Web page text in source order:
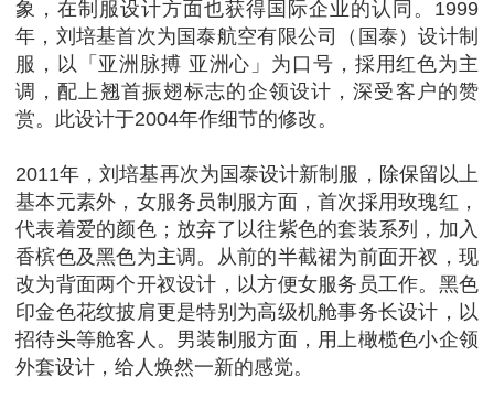
象，在制服设计方面也获得国际企业的认同。1999
年，刘培基首次为国泰航空有限公司（国泰）设计制
服，以「亚洲脉搏 亚洲心」为口号，採用红色为主
调，配上翘首振翅标志的企领设计，深受客户的赞
赏。此设计于2004年作细节的修改。
2011年，刘培基再次为国泰设计新制服，除保留以上
基本元素外，女服务员制服方面，首次採用玫瑰红，
代表着爱的颜色；放弃了以往紫色的套装系列，加入
香槟色及黑色为主调。从前的半截裙为前面开衩，现
改为背面两个开衩设计，以方便女服务员工作。黑色
印金色花纹披肩更是特别为高级机舱事务长设计，以
招待头等舱客人。男装制服方面，用上橄榄色小企领
外套设计，给人焕然一新的感觉。